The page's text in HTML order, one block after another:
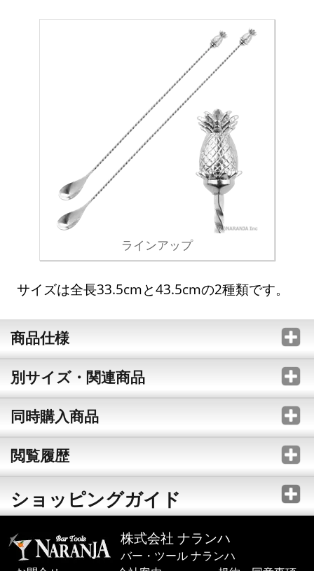
ラインアップ
サイズは全長33.5cmと43.5cmの2種類です。
商品仕様
別サイズ・関連商品
同時購入商品
閲覧履歴
ショッピングガイド
株式会社 ナランハ
バー・ツール ナランハ